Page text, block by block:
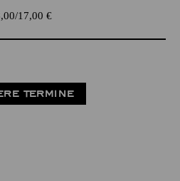
17,00 €
TERMINE